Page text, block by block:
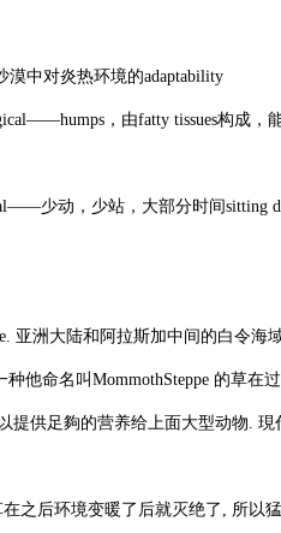
中对炎热环境的adaptability
，由fatty tissues构成，能
少动，少站，大部分时间sitting
亚洲大陆和阿拉斯加中间的白令海
种他命名叫MommothSteppe 的草
提供足夠的营养给上面大型动物.
后环境变暖了后就灭绝了, 所以